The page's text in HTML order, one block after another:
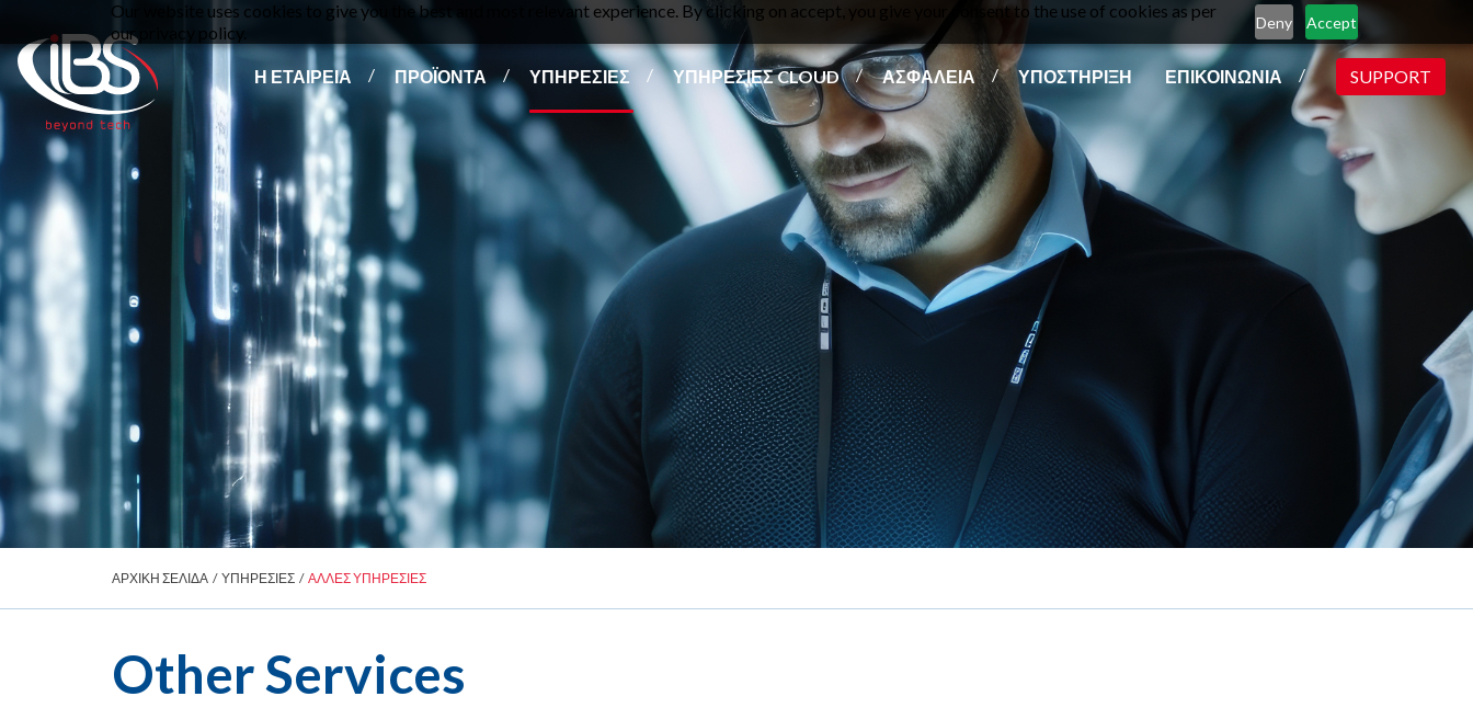
Our website uses cookies to give you the best and most relevant experience. By clicking on accept, you give your consent to the use of cookies as per
our privacy policy.
Deny Accept
SUPPORT
Η ΕΤΑΙΡΕΙΑ ΠΡΟΪΟΝΤΑ ΥΠΗΡΕΣΙΕΣ ΥΠΗΡΕΣΙΕΣ CLOUD ΑΣΦΑΛΕΙΑ ΥΠΟΣΤΗΡΙΞΗ ΕΠΙΚΟΙΝΩΝΙΑ
ΑΡΧΙΚΗ ΣΕΛΙΔΑ / ΥΠΗΡΕΣΙΕΣ / ΑΛΛΕΣ ΥΠΗΡΕΣΙΕΣ
Other Services